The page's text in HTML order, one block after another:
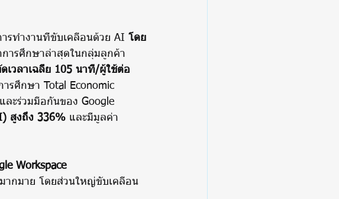
รทำงานที่ขับเคลื่อนด้วย AI โดย
การศึกษาล่าสุดในกลุ่มลูกค้า
เวลาเฉลี่ย 105 นาที/ผู้ใช้ต่อ
รศึกษา Total Economic
ะร่วมมือกันของ Google
สูงถึง 336% และมีมูลค่า
Workspace